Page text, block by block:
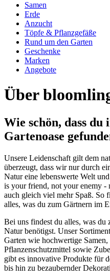
Samen
Erde
Anzucht
Töpfe & Pflanzgefäße
Rund um den Garten
Geschenke
Marken
Angebote
Über
Wie schön, dass du
Gartenoase
Unsere Leidenschaft gilt dem
überzeugt, dass wir nur durch
Natur eine lebenswerte Welt
is your friend, not your enemy -
auch gleich viel mehr Spaß. So
alles, was du zum Gärtnern im
Bei uns findest du alles, was
Natur benötigst. Unser
Garten wie hochwertige
Pflanzenschutzmittel sowie
gibt es innovative Produkte für
bis hin zu bezaubernder